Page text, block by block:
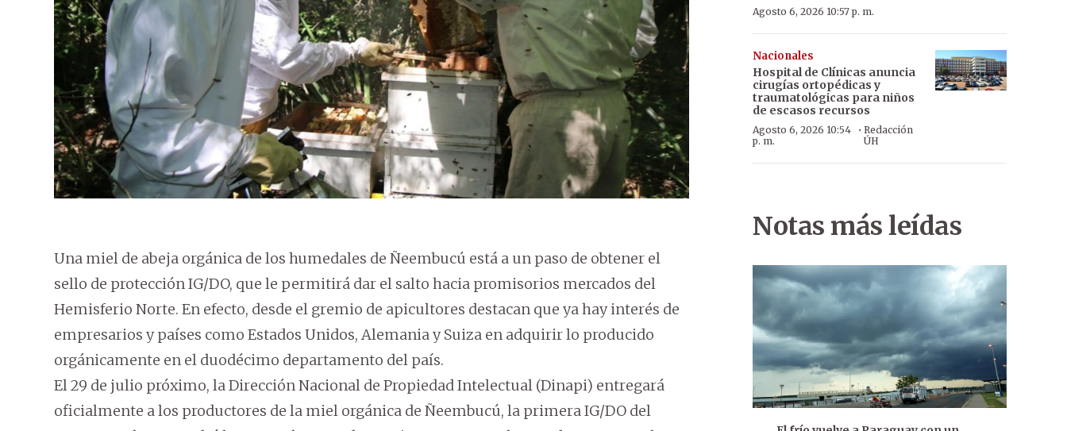
Una miel de abeja orgánica de los humedales de Ñeembucú está a un paso de obtener el
sello de protección IG/DO, que le permitirá dar el salto hacia promisorios mercados del
Hemisferio Norte. En efecto, desde el gremio de apicultores destacan que ya hay interés de
empresarios y países como Estados Unidos, Alemania y Suiza en adquirir lo producido
orgánicamente en el duodécimo departamento del país.
El 29 de julio próximo, la Dirección Nacional de Propiedad Intelectual (Dinapi) entregará
oficialmente a los productores de la miel orgánica de Ñeembucú, la primera IG/DO del
Agosto 6, 2026 10:57 p. m.
Nacionales
Hospital de Clínicas anuncia
cirugías ortopédicas y
traumatológicas para niños
de escasos recursos
Agosto 6, 2026 10:54
p. m.
· Redacción
ÚH
Notas más leídas